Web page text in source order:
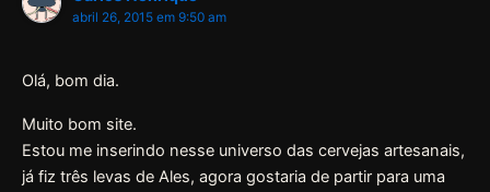
abril 26, 2015 em 9:50 am
Olá, bom dia.
Muito bom site.
Estou me inserindo nesse universo das cervejas artesanais,
já fiz três levas de Ales, agora gostaria de partir para uma